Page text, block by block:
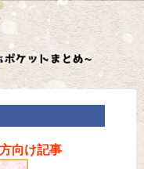
向け記事